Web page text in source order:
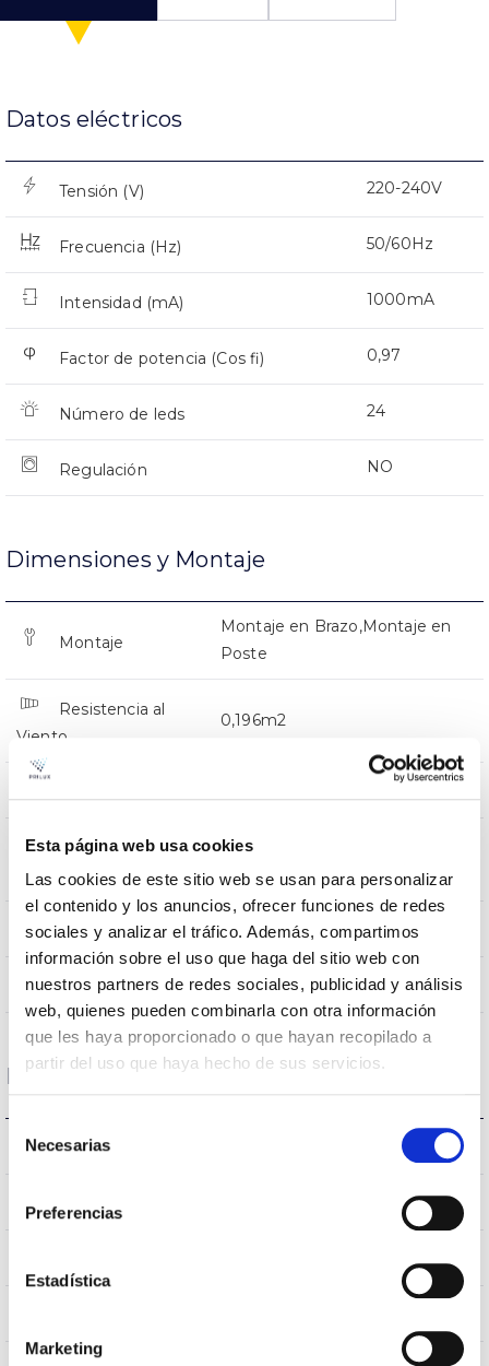
Esta página web usa cookies
Las cookies de este sitio web se usan para personalizar
el contenido y los anuncios, ofrecer funciones de redes
sociales y analizar el tráfico. Además, compartimos
información sobre el uso que haga del sitio web con
nuestros partners de redes sociales, publicidad y análisis
web, quienes pueden combinarla con otra información
que les haya proporcionado o que hayan recopilado a
partir del uso que haya hecho de sus servicios.
Selección
Necesarias
Preferencias
Estadística
Marketing
Datos eléctricos
Tensión (V) 220-240V
Frecuencia (Hz) 50/60Hz
Intensidad (mA) 1000mA
Factor de potencia (Cos fi) 0,97
Número de leds 24
Regulación NO
Dimensiones y Montaje
Montaje
Montaje en Brazo,Montaje en
Poste
Resistencia al
Viento
0,196m2
Posición de
montaje
Montaje en Brazo,Montaje en
Poste
Empalmable NO
Iluminación Directa
Datos ópticos
Temperatura de color 3000K
CRI Índice de repr. cromática